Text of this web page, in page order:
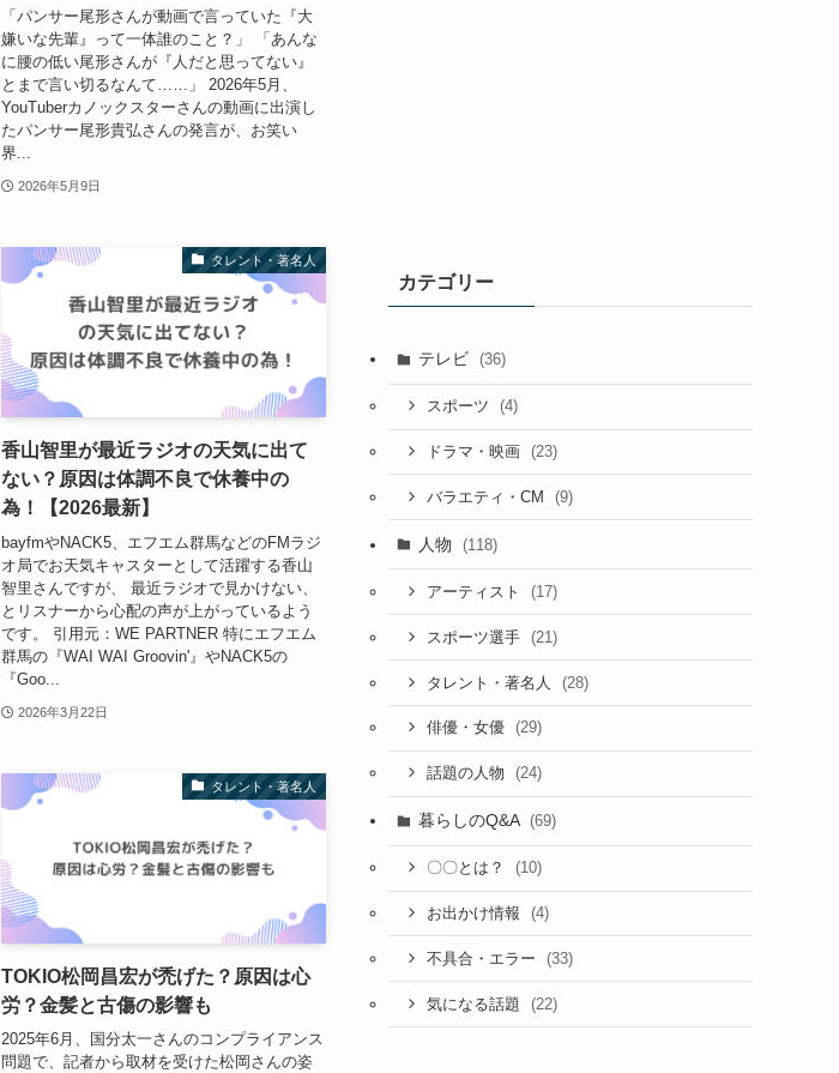
「パンサー尾形さんが動画で言っていた『大
嫌いな先輩』って一体誰のこと？」 「あんな
に腰の低い尾形さんが『人だと思ってない』
とまで言い切るなんて……」 2026年5月、
YouTuberカノックスターさんの動画に出演し
たパンサー尾形貴弘さんの発言が、お笑い
界...
2026年5月9日
タレント・著名人
香山智里が最近ラジオの天気に出て
ない？原因は体調不良で休養中の
為！【2026最新】
bayfmやNACK5、エフエム群馬などのFMラジ
オ局でお天気キャスターとして活躍する香山
智里さんですが、 最近ラジオで見かけない、
とリスナーから心配の声が上がっているよう
です。 引用元：WE PARTNER 特にエフエム
群馬の『WAI WAI Groovin'』やNACK5の
『Goo...
2026年3月22日
タレント・著名人
TOKIO松岡昌宏が禿げた？原因は心
労？金髪と古傷の影響も
2025年6月、国分太一さんのコンプライアンス
問題で、記者から取材を受けた松岡さんの姿
カテゴリー
テレビ (36)
スポーツ (4)
ドラマ・映画 (23)
バラエティ・CM (9)
人物 (118)
アーティスト (17)
スポーツ選手 (21)
タレント・著名人 (28)
俳優・女優 (29)
話題の人物 (24)
暮らしのQ&A (69)
〇〇とは？ (10)
お出かけ情報 (4)
不具合・エラー (33)
気になる話題 (22)